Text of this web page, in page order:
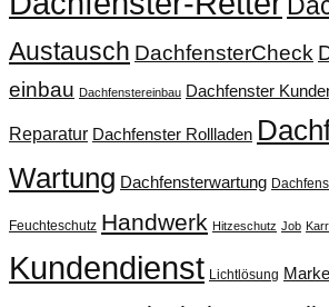
Austausch DachfensterCheck
einbau Dachfenstereinbau Dachfenster
Reparatur Dachfenster Rollladen
Wartung Dachfensterwartung
Feuchteschutz Handwerk Hitzeschutz Job
Kundendienst Lichtlösung